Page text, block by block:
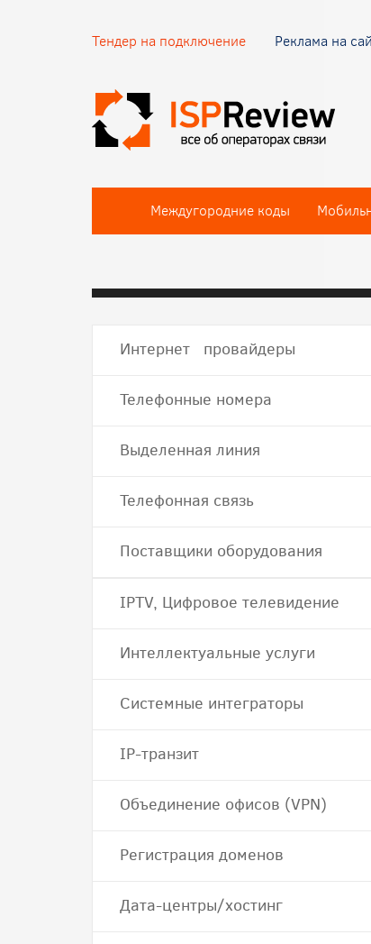
Тендер на подключение Реклама на
Междугородние коды
Интернет провайдеры
Телефонные номера
Выделенная линия
Телефонная связь
Поставщики оборудования
IPTV, Цифровое телевидение
Интеллектуальные услуги
Системные интеграторы
IP-транзит
Объединение офисов (VPN)
Регистрация доменов
Дата-центры/хостинг